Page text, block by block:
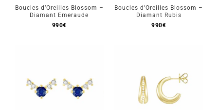
Boucles d’Oreilles Blossom –
Diamant Emeraude
990€
Boucles d’Oreilles Blossom –
Diamant Rubis
990€